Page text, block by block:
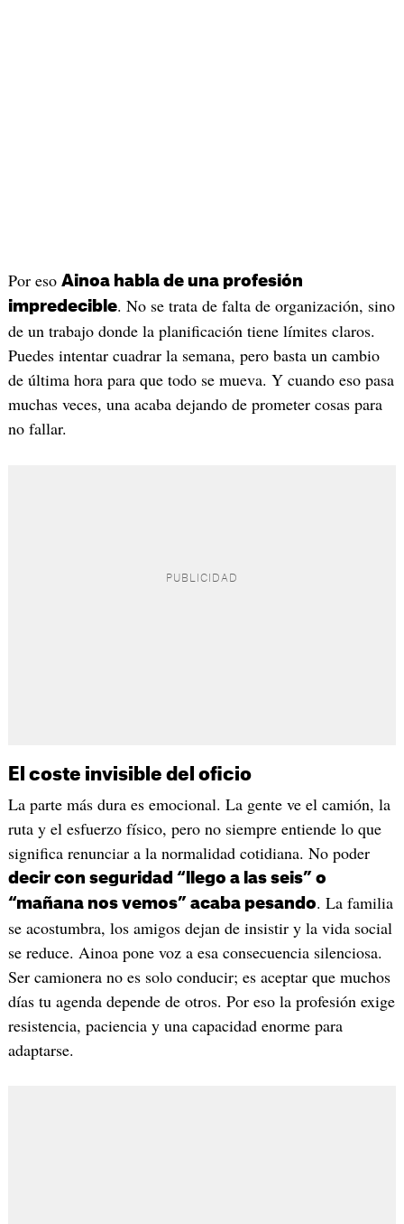
Por eso Ainoa habla de una profesión
impredecible. No se trata de falta de organización, sino
de un trabajo donde la planificación tiene límites claros.
Puedes intentar cuadrar la semana, pero basta un cambio
de última hora para que todo se mueva. Y cuando eso pasa
muchas veces, una acaba dejando de prometer cosas para
no fallar.
El coste invisible del oficio
La parte más dura es emocional. La gente ve el camión, la
ruta y el esfuerzo físico, pero no siempre entiende lo que
significa renunciar a la normalidad cotidiana. No poder
decir con seguridad “llego a las seis” o
“mañana nos vemos” acaba pesando. La familia
se acostumbra, los amigos dejan de insistir y la vida social
se reduce. Ainoa pone voz a esa consecuencia silenciosa.
Ser camionera no es solo conducir; es aceptar que muchos
días tu agenda depende de otros. Por eso la profesión exige
resistencia, paciencia y una capacidad enorme para
adaptarse.